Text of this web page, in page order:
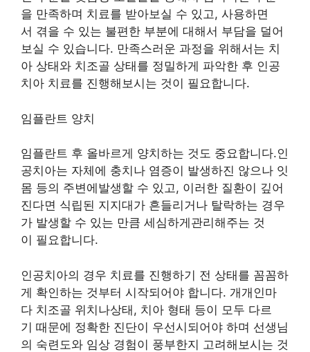
을 만족하며 치료를 받아보실 수 있고, 사용하면
서 겪을 수 있는 불편한 부분에 대해서 부담을 덜어
보실 수 있습니다. 만족스러운 과정을 위해서는 치
아 상태와 치조골 상태를 정밀하게 파악한 후 인공
치아 치료를 진행해보시는 것이 필요합니다.
임플란트 양치
임플란트 후 올바르게 양치하는 것도 중요합니다.인
공치아는 자체에 충치나 염증이 발생하진 않으나 잇
몸 등의 주변에발생할 수 있고, 이러한 질환이 깊어
진다면 식립된 지지대가 흔들리거나 탈락하는 경우
가 발생할 수 있는 만큼 세심하게관리해주는 것
이 필요합니다.
인공치아의 경우 치료를 진행하기 전 상태를 꼼꼼하
게 확인하는 것부터 시작되어야 합니다. 개개인마
다 치조골 위치나상태, 치아 형태 등이 모두 다르
기 때문에 정확한 진단이 우선시되어야 하며 선생님
의 숙련도와 임상 경험이 풍부한지 고려해보시는 것